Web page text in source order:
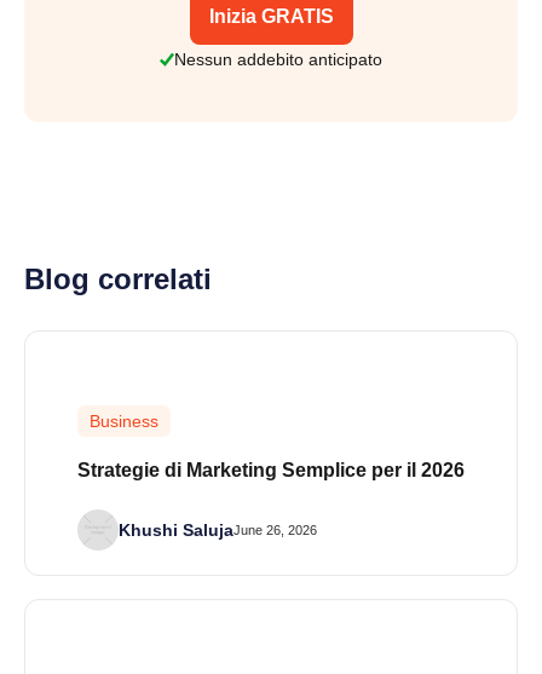
Inizia GRATIS
Nessun addebito anticipato
Blog correlati
Business
Strategie di Marketing Semplice per il 2026
Khushi SalujaJune 26, 2026